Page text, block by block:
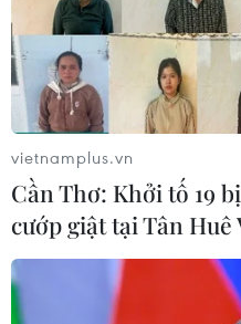
Ngân hàng Trung ương
mua thêm 20 tấn vàng
07/08/2026 15:21
Chuyên gia quốc tế
về tiền đồng của Việt
07/08/2026 12:46
vietnamplus.vn
Cần Thơ: Khởi tố 19
cướp giật tại Tân Huê